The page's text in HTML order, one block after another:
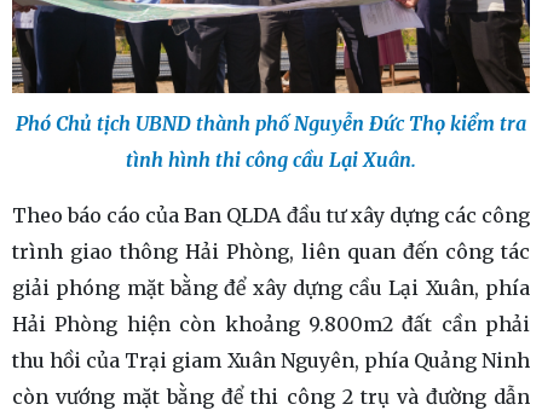
Phó Chủ tịch UBND thành phố Nguyễn Đức Thọ kiểm tra
tình hình thi công cầu Lại Xuân.
Theo báo cáo của Ban QLDA đầu tư xây dựng các công
trình giao thông Hải Phòng, liên quan đến công tác
giải phóng mặt bằng để xây dựng cầu Lại Xuân, phía
Hải Phòng hiện còn khoảng 9.800m2 đất cần phải
thu hồi của Trại giam Xuân Nguyên, phía Quảng Ninh
còn vướng mặt bằng để thi công 2 trụ và đường dẫn